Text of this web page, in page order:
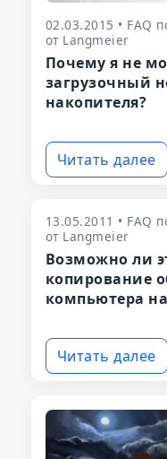
02.03.2015 • FAQ
от Langmeier
Почему я не
загрузочный
накопителя?
Читать далее
13.05.2011 • FAQ
от Langmeier
Возможно ли
копирование
компьютера
Читать далее